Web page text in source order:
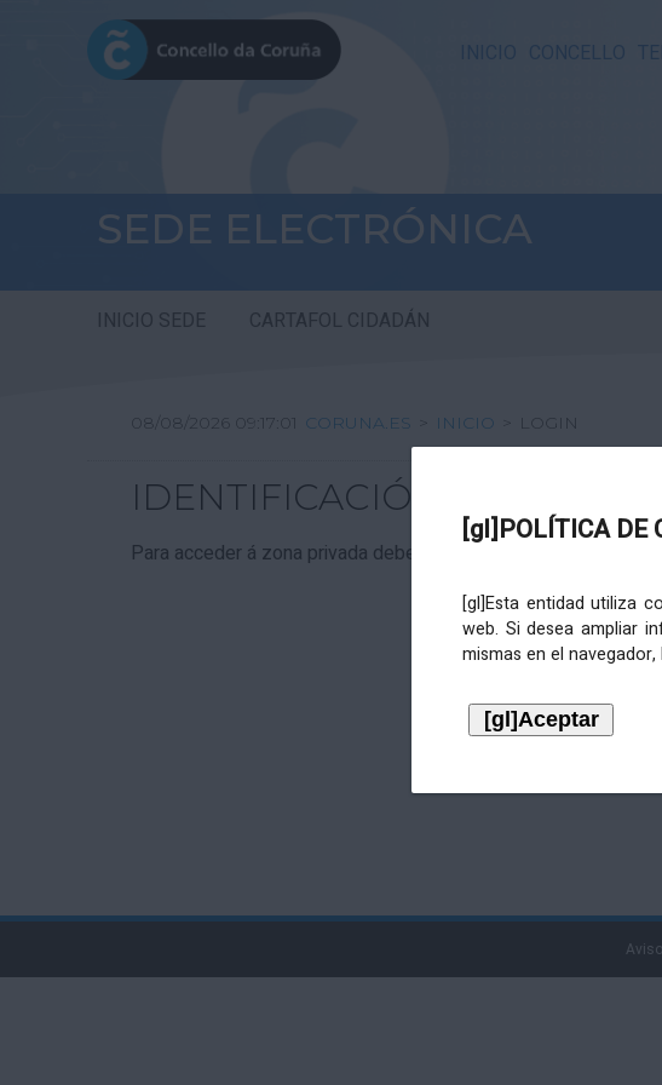
INICIO CONCELLO
SEDE ELECTRÓNICA
INICIO SEDE CARTAFOL CIDADÁN
[gl]POLÍTICA DE
[gl]Esta entidad utiliza
web. Si desea ampliar
mismas en el
08/08/2026 09:17:01 CORUNA.ES > INICIO > LOGIN
IDENTIFICACIÓN
Para acceder á zona privada debe identificarse mediante